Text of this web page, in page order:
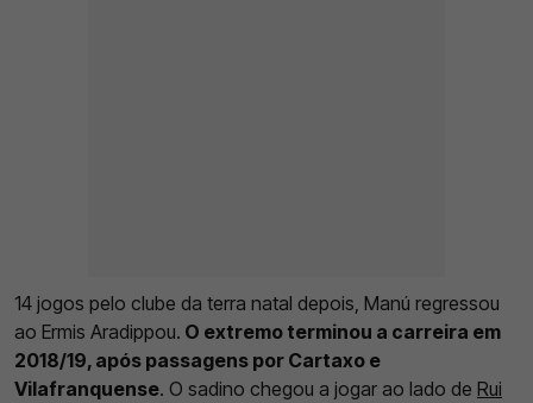
14 jogos pelo clube da terra natal depois, Manú regressou
ao Ermis Aradippou. O extremo terminou a carreira em
2018/19, após passagens por Cartaxo e
Vilafranquense. O sadino chegou a jogar ao lado de Rui